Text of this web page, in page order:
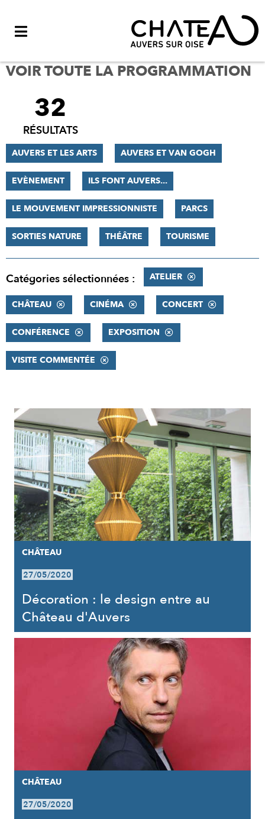
VOIR TOUTE LA PROGRAMMATION
FILTRER
RÉSULTATS
32
RÉSULTATS
AUVERS ET LES ARTS AUVERS ET VAN GOGH
EVÈNEMENT ILS FONT AUVERS...
LE MOUVEMENT IMPRESSIONNISTE PARCS
SORTIES NATURE THÉÂTRE TOURISME
Catégories sélectionnées : ATELIER
CHÂTEAU CINÉMA CONCERT
CONFÉRENCE EXPOSITION
VISITE COMMENTÉE
RÉSULTATS
CHÂTEAU
27/05/2020
Décoration : le design entre au
Château d'Auvers
CHÂTEAU
27/05/2020